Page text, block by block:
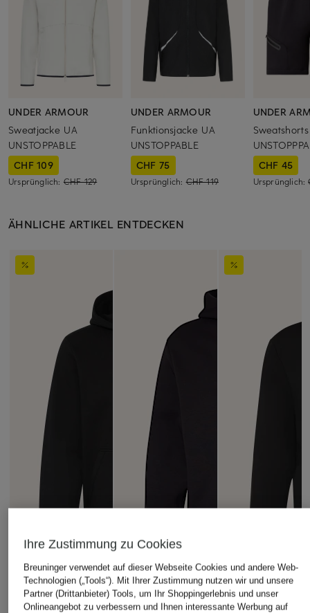
UNDER ARMOUR
Sweatjacke UA
UNSTOPPABLE
CHF 109
Ursprünglich: CHF 129
UNDER ARMOUR
Funktionsjacke UA
UNSTOPPABLE
CHF 75
Ursprünglich:CHF 119
UNDER
CHF 45
Ursprünglich:
ÄHNLICHE ARTIKEL ENTDECKEN
Ihre Zustimmung zu Cookies
Breuninger verwendet auf dieser Webseite Cookies und andere Web-
Technologien („Tools“). Mit Ihrer Zustimmung nutzen wir und unsere
Partner (Drittanbieter) Tools, um Ihr Shoppingerlebnis und unser
Onlineangebot zu verbessern und Ihnen interessante Werbung auf